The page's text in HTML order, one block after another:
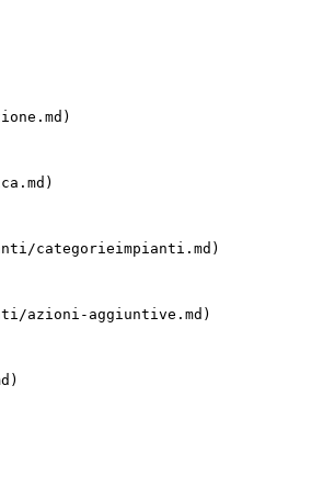
categorieimpianti.md)
azioni-aggiuntive.md)